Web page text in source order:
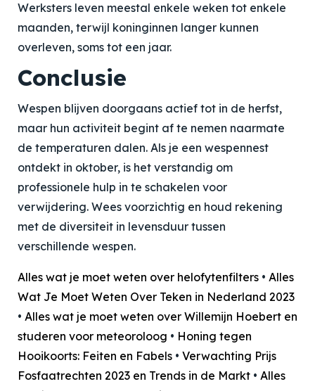
Werksters leven meestal enkele weken tot enkele
maanden, terwijl koninginnen langer kunnen
overleven, soms tot een jaar.
Conclusie
Wespen blijven doorgaans actief tot in de herfst,
maar hun activiteit begint af te nemen naarmate
de temperaturen dalen. Als je een wespennest
ontdekt in oktober, is het verstandig om
professionele hulp in te schakelen voor
verwijdering. Wees voorzichtig en houd rekening
met de diversiteit in levensduur tussen
verschillende wespen.
Alles wat je moet weten over helofytenfilters • Alles
Wat Je Moet Weten Over Teken in Nederland 2023
• Alles wat je moet weten over Willemijn Hoebert en
studeren voor meteoroloog • Honing tegen
Hooikoorts: Feiten en Fabels • Verwachting Prijs
Fosfaatrechten 2023 en Trends in de Markt • Alles